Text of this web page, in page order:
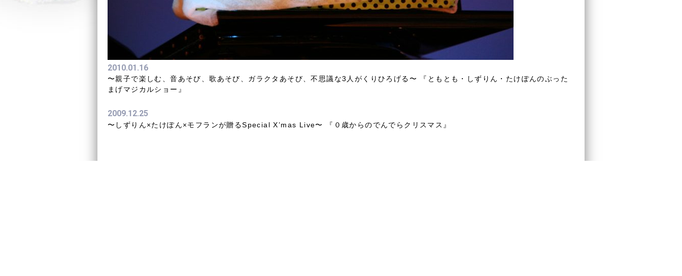
2010.01.16
〜親子で楽しむ、音あそび、歌あそび、ガラクタあそび、不思議な3人がくりひろげる〜 『ともとも・しずりん・たけぽんのぶった
まげマジカルショー』
2009.12.25
〜しずりん×たけぽん×モフランが贈るSpecial X’mas Live〜 『０歳からのでんでらクリスマス』